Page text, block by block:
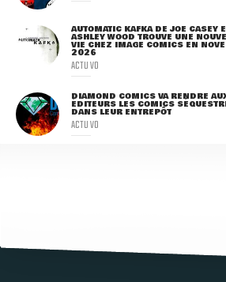
AUTOMATIC KAFKA DE JOE CASEY
ASHLEY WOOD TROUVE UNE
VIE CHEZ IMAGE COMICS EN
2026
ACTU VO
DIAMOND COMICS VA RENDRE
ÉDITEURS LES COMICS
DANS LEUR ENTREPÔT
ACTU VO